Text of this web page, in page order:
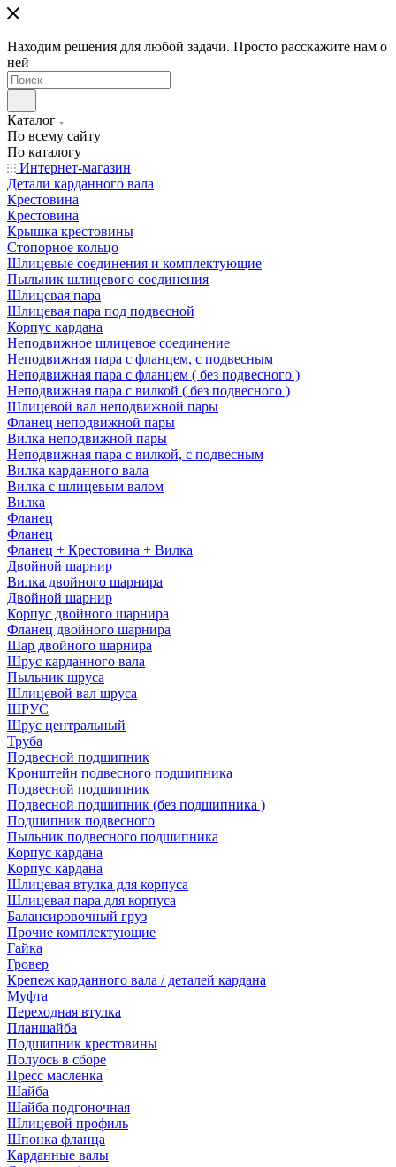
Находим решения для любой задачи. Просто расскажите нам о
ней
Каталог
По всему сайту
По каталогу
Интернет-магазин
Детали карданного вала
Крестовина
Крестовина
Крышка крестовины
Стопорное кольцо
Шлицевые соединения и комплектующие
Пыльник шлицевого соединения
Шлицевая пара
Шлицевая пара под подвесной
Корпус кардана
Неподвижное шлицевое соединение
Неподвижная пара с фланцем, с подвесным
Неподвижная пара с фланцем ( без подвесного )
Неподвижная пара с вилкой ( без подвесного )
Шлицевой вал неподвижной пары
Фланец неподвижной пары
Вилка неподвижной пары
Неподвижная пара с вилкой, с подвесным
Вилка карданного вала
Вилка с шлицевым валом
Вилка
Фланец
Фланец
Фланец + Крестовина + Вилка
Двойной шарнир
Вилка двойного шарнира
Двойной шарнир
Корпус двойного шарнира
Фланец двойного шарнира
Шар двойного шарнира
Шрус карданного вала
Пыльник шруса
Шлицевой вал шруса
ШРУС
Шрус центральный
Труба
Подвесной подшипник
Кронштейн подвесного подшипника
Подвесной подшипник
Подвесной подшипник (без подшипника )
Подшипник подвесного
Пыльник подвесного подшипника
Корпус кардана
Корпус кардана
Шлицевая втулка для корпуса
Шлицевая пара для корпуса
Балансировочный груз
Прочие комплектующие
Гайка
Гровер
Крепеж карданного вала / деталей кардана
Муфта
Переходная втулка
Планшайба
Подшипник крестовины
Полуось в сборе
Пресс масленка
Шайба
Шайба подгоночная
Шлицевой профиль
Шпонка фланца
Карданные валы